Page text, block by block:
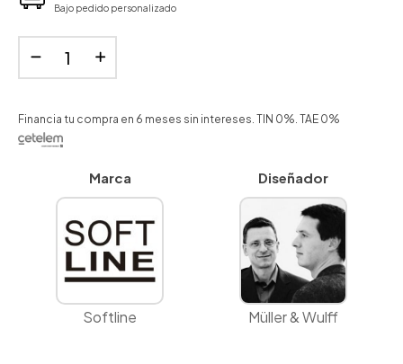
Bajo pedido personalizado
Financia tu compra en 6 meses sin intereses. TIN 0%. TAE 0%
Marca
Softline
Diseñador
Müller & Wulff